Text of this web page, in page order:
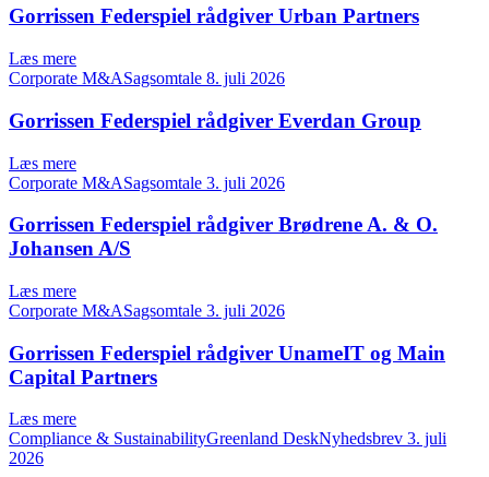
Gorrissen Federspiel rådgiver Urban Partners
Læs mere
Corporate M&ASagsomtale 8. juli 2026
Gorrissen Federspiel rådgiver Everdan Group
Læs mere
Corporate M&ASagsomtale 3. juli 2026
Gorrissen Federspiel rådgiver Brødrene A. & O.
Johansen A/S
Læs mere
Corporate M&ASagsomtale 3. juli 2026
Gorrissen Federspiel rådgiver UnameIT og Main
Capital Partners
Læs mere
Compliance & SustainabilityGreenland DeskNyhedsbrev 3. juli
2026